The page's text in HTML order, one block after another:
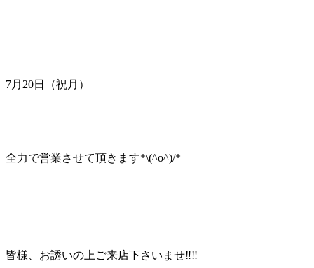
7月20日（祝月）
全力で営業させて頂きます*\(^o^)/*
皆様、お誘いの上ご来店下さいませ‼︎‼︎